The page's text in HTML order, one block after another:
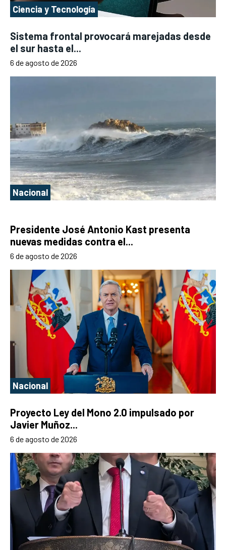
Ciencia y Tecnología
Sistema frontal provocará marejadas desde
el sur hasta el...
6 de agosto de 2026
Nacional
Presidente José Antonio Kast presenta
nuevas medidas contra el...
6 de agosto de 2026
Nacional
Proyecto Ley del Mono 2.0 impulsado por
Javier Muñoz...
6 de agosto de 2026